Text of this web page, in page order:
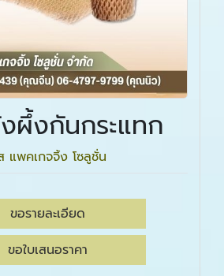
ผึ้งกันกระแทก
แพคเกจจิ้ง โซลูชั่น
ขอรายละเอียด
ขอใบเสนอราคา